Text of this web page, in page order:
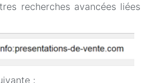
recherches avancées liées
: